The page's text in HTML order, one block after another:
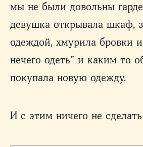
мы не были довольны
девушка открывала шкаф,
одеждой, хмурила бровки
нечего одеть” и каким то
покупала новую одежду.
И с этим ничего не